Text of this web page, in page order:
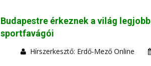
Budapestre érkeznek a világ legjobb
sportfavágói
Hírszerkesztő: Erdő-Mező Online